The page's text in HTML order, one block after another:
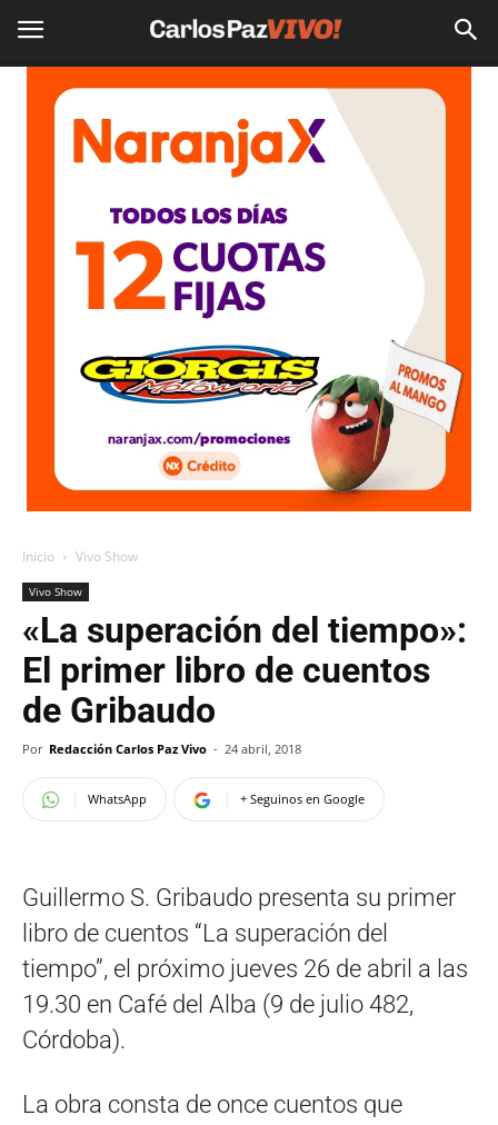
Inicio Vivo Show
Vivo Show
«La superación del tiempo»:
El primer libro de cuentos
de Gribaudo
Por Redacción Carlos Paz Vivo - 24 abril, 2018
WhatsApp + Seguinos en Google
Guillermo S. Gribaudo presenta su primer
libro de cuentos “La superación del
tiempo”, el próximo jueves 26 de abril a las
19.30 en Café del Alba (9 de julio 482,
Córdoba).
La obra consta de once cuentos que